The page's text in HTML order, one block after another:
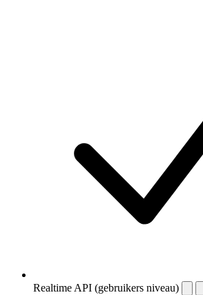
Realtime API (gebruikers niveau)